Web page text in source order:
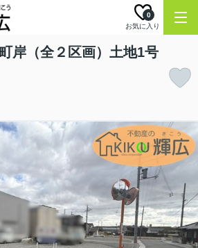
お気に入り
0
岸（全２区画）土地1号